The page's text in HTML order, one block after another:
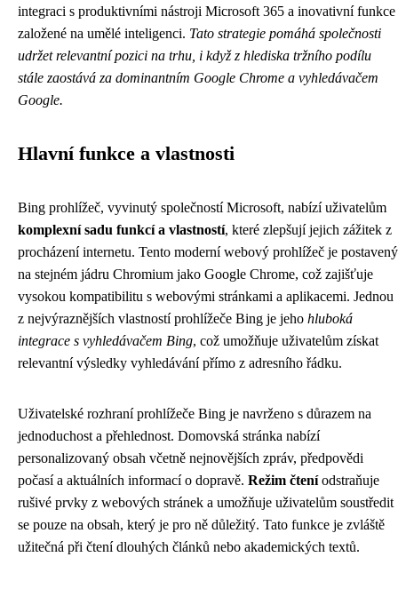
integraci s produktivními nástroji Microsoft 365 a inovativní funkce
založené na umělé inteligenci. Tato strategie pomáhá společnosti
udržet relevantní pozici na trhu, i když z hlediska tržního podílu
stále zaostává za dominantním Google Chrome a vyhledávačem
Google.
Hlavní funkce a vlastnosti
Bing prohlížeč, vyvinutý společností Microsoft, nabízí uživatelům
komplexní sadu funkcí a vlastností, které zlepšují jejich zážitek z
procházení internetu. Tento moderní webový prohlížeč je postavený
na stejném jádru Chromium jako Google Chrome, což zajišťuje
vysokou kompatibilitu s webovými stránkami a aplikacemi. Jednou
z nejvýraznějších vlastností prohlížeče Bing je jeho hluboká
integrace s vyhledávačem Bing, což umožňuje uživatelům získat
relevantní výsledky vyhledávání přímo z adresního řádku.
Uživatelské rozhraní prohlížeče Bing je navrženo s důrazem na
jednoduchost a přehlednost. Domovská stránka nabízí
personalizovaný obsah včetně nejnovějších zpráv, předpovědi
počasí a aktuálních informací o dopravě. Režim čteníodstraňuje
rušivé prvky z webových stránek a umožňuje uživatelům soustředit
se pouze na obsah, který je pro ně důležitý. Tato funkce je zvláště
užitečná při čtení dlouhých článků nebo akademických textů.